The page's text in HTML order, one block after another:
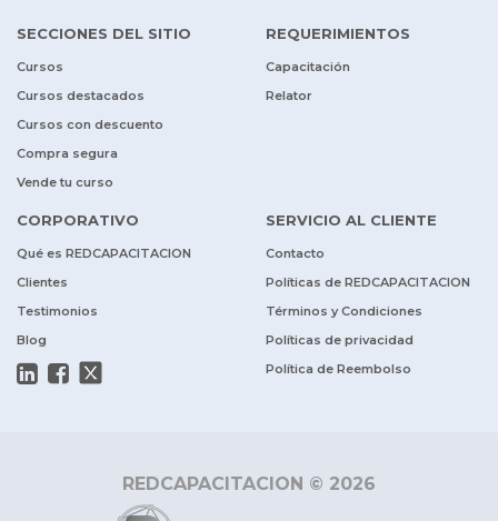
SECCIONES DEL SITIO
Cursos
Cursos destacados
Cursos con descuento
Compra segura
Vende tu curso
REQUERIMIENTOS
Capacitación
Relator
CORPORATIVO
Qué es REDCAPACITACION
Clientes
Testimonios
Blog
SERVICIO AL CLIENTE
Contacto
Políticas de REDCAPACITACION
Términos y Condiciones
Políticas de privacidad
Política de Reembolso
REDCAPACITACION © 2026